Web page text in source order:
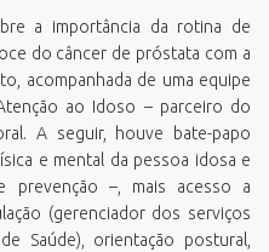
a importância da rotina de
do câncer de próstata com a
acompanhada de uma equipe
ao Idoso – parceiro do
A seguir, houve bate-papo
e mental da pessoa idosa e
prevenção –, mais acesso a
(gerenciador dos serviços
Saúde), orientação postural,